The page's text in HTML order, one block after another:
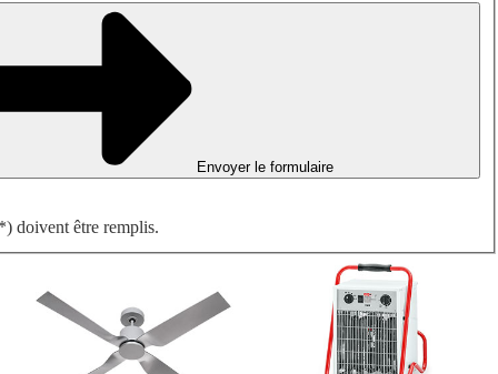
Envoyer le formulaire
doivent être remplis.